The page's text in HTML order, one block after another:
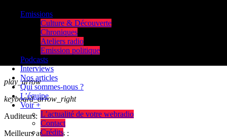
play_arrow
keyboard_arrow_right
Auditeurs:
Meilleurs auditeurs :
Emissions
Culture & Découverte
Chroniques
Ateliers radio
Emission politique
Podcasts
Interviews
Nos articles
Qui sommes-nous ?
L’équipe
Voir +
L’actualité de votre webradio
Contact
Crédits